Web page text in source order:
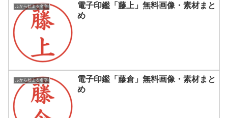
ふから始まる名字
電子印鑑「藤上」無料画像・素材まと
め
ふから始まる名字
電子印鑑「藤倉」無料画像・素材まと
め